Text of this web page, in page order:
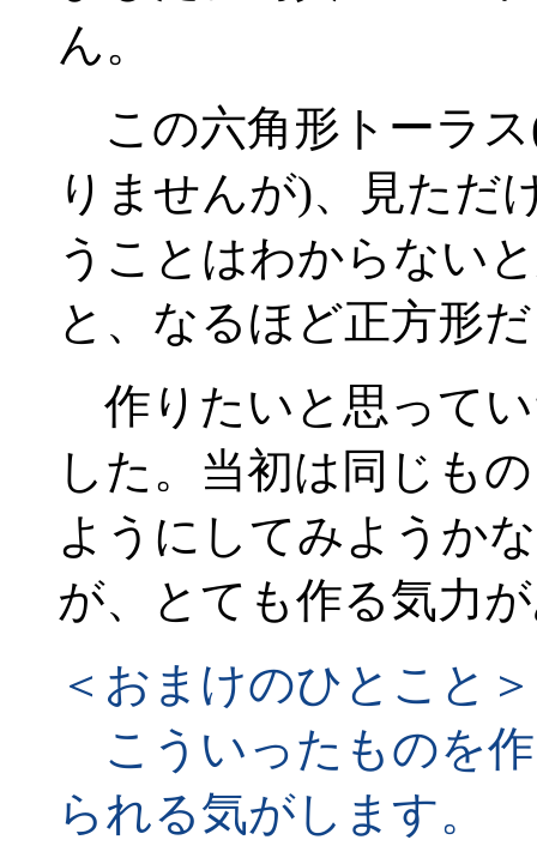
ん。
この六角形トーラ
りませんが)、見ただ
うことはわからない
と、なるほど正方形
作りたいと思って
した。当初は同じも
ようにしてみようか
が、とても作る気力
＜おまけのひとこと＞
こういったものを
られる気がします。